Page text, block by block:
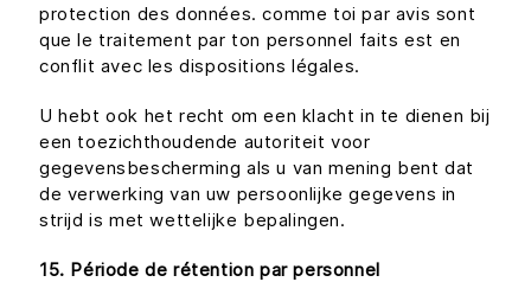
protection des données. comme toi par avis sont
que le traitement par ton personnel faits est en
conflit avec les dispositions légales.
U hebt ook het recht om een klacht in te dienen bij
een toezichthoudende autoriteit voor
gegevensbescherming als u van mening bent dat
de verwerking van uw persoonlijke gegevens in
strijd is met wettelijke bepalingen.
15. Période de rétention par personnel